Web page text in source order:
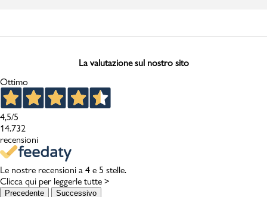
La valutazione sul nostro sito
Ottimo
4,5/5
14.732
recensioni
Le nostre recensioni a 4 e 5 stelle.
Clicca qui per leggerle tutte >
Precedente Successivo